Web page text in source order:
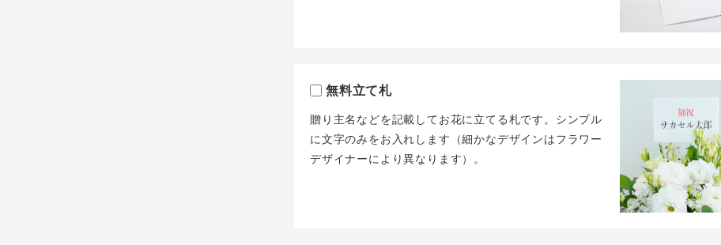
無料立て札
贈り主名などを記載してお花に立てる札です。シンプル
に文字のみをお入れします（細かなデザインはフラワー
デザイナーにより異なります）。